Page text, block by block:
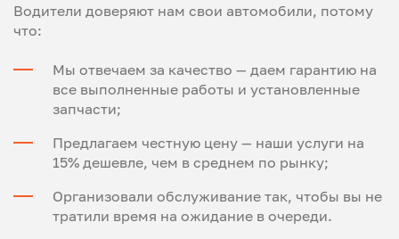
Водители доверяют нам свои автомобили, потому
что:
Мы отвечаем за качество — даем гарантию на
все выполненные работы и установленные
запчасти;
Предлагаем честную цену — наши услуги на
15% дешевле, чем в среднем по рынку;
Организовали обслуживание так, чтобы вы не
тратили время на ожидание в очереди.